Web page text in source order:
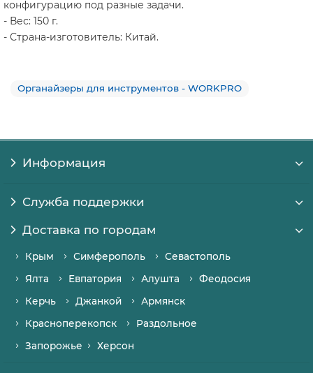
конфигурацию под разные задачи.
- Вес: 150 г.
- Страна-изготовитель: Китай.
Органайзеры для инструментов - WORKPRO
Информация
Служба поддержки
Доставка по городам
Крым Симферополь
Севастополь
Ялта
Евпатория Алушта
Феодосия
Керчь
Джанкой
Армянск
Красноперекопск
Раздольное
Запорожье
Херсон